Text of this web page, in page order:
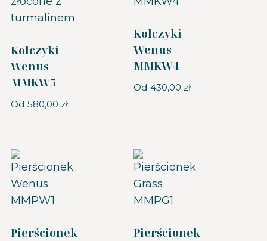
Kolczyki
Wenus
MMKW5
Od 580,00 zł
Kolczyki
Wenus
MMKW4
Od 430,00 zł
Pierścionek
Pierścionek